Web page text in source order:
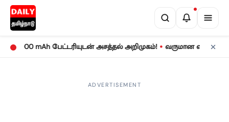
mAh பேட்டரியுடன் அசத்தல் அறிமுகம்! • வருமான வரிக் கணக்குத்
ADVERTISEMENT